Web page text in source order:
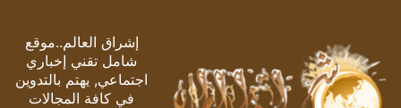
إشراق العالم..موقع
شامل تقني إخباري
اجتماعي, يهتم بالتدوين
في كافة المجالات